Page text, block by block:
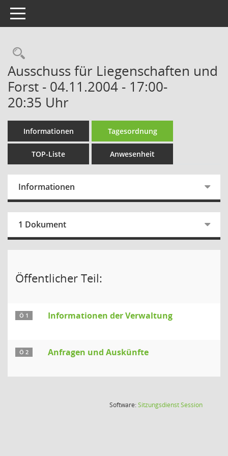
Toggle navigation
Rechercheauswahl
Ausschuss für Liegenschaften und
Forst - 04.11.2004 - 17:00-
20:35 Uhr
Informationen Tagesordnung
TOP-Liste Anwesenheit
Informationen
1 Dokument
Öffentlicher Teil:
Ö 1 Informationen der Verwaltung
Ö 2 Anfragen und Auskünfte
Software:SitzungsdienstSession(Wird in